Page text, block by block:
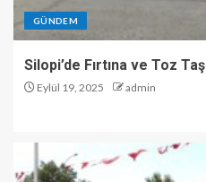
GÜNDEM
Silopi’de Fırtına ve Toz
Eylül 19, 2025 admin